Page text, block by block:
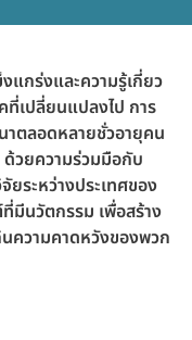
แกร่งและความรู้เกี่ยว
เปลี่ยนแปลงไป การ
ตลอดหลายชั่วอายุคน
ด้วยความร่วมมือกับ
ระหว่างประเทศของ
นวัตกรรม เพื่อสร้าง
ความคาดหวังของพวก